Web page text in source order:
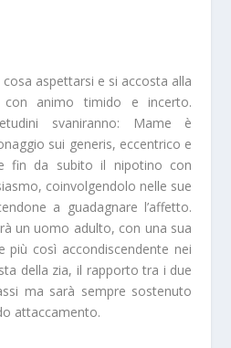
aspettarsi e si accosta alla
con animo timido e incerto.
svaniranno: Mame è
sui generis, eccentrico e
fin da subito il nipotino con
coinvolgendolo nelle sue
a guadagnare l’affetto.
un uomo adulto, con una sua
più così accondiscendente nei
della zia, il rapporto tra i due
ma sarà sempre sostenuto
attaccamento.